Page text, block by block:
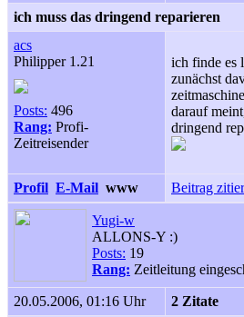
ich muss das dringend reparieren
acs
Philipper 1.21
Posts: 496
Rang: Profi-
Zeitreisender
ich finde es
zunächst
darauf
dringend
Profil E-Mail www Beitrag
Yugi-w
ALLONS-Y :)
Posts: 19
Rang: Zeitleitung
20.05.2006, 01:16 Uhr
2 Zitate